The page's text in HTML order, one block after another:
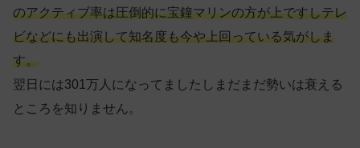
のアクティブ率は圧倒的に宝鐘マリンの方が上ですしテレ
ビなどにも出演して知名度も今や上回っている気がしま
す。
翌日には301万人になってましたしまだまだ勢いは衰える
ところを知りません。